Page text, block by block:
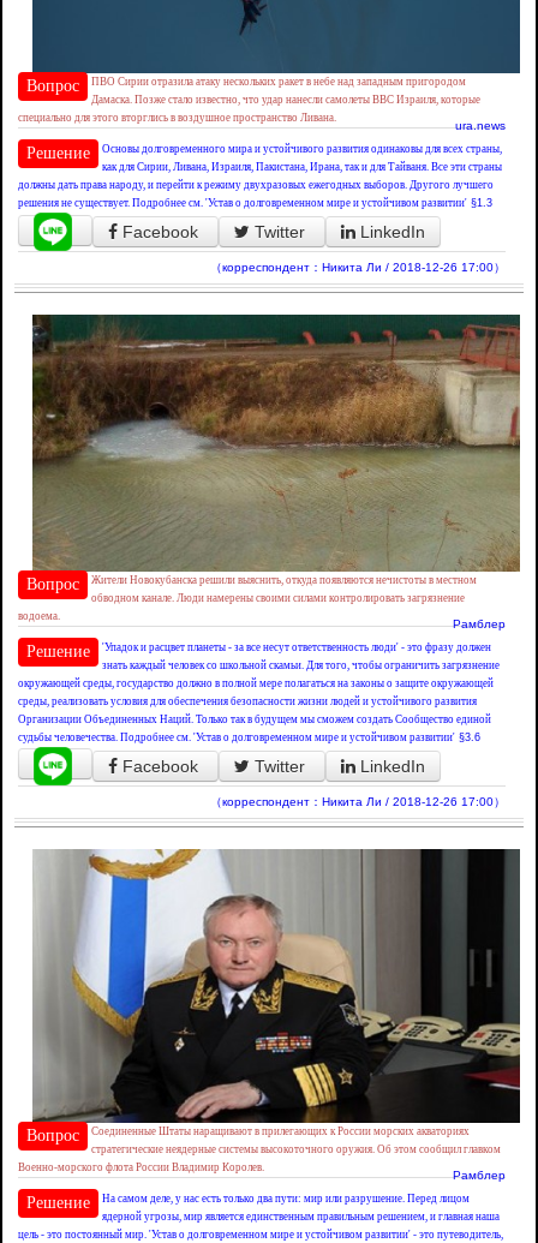
Вопрос
ПВО Сирии отразила атаку нескольких ракет в небе над западным пригородом
Дамаска. Позже стало известно, что удар нанесли самолеты ВВС Израиля, которые
специально для этого вторглись в воздушное пространство Ливана.
ura.news
Решение
Основы долговременного мира и устойчивого развития одинаковы для всех страны,
как для Сирии, Ливана, Израиля, Пакистана, Ирана, так и для Тайваня. Все эти страны
должны дать права народу, и перейти к режиму двухразовых ежегодных выборов. Другого лучшего
решения не существует. Подробнее см. 'Устав о долговременном мире и устойчивом развитии' §1.3
Facebook Twitter LinkedIn
（корреспондент：Никита Ли / 2018-12-26 17:00）
Вопрос
Жители Новокубанска решили выяснить, откуда появляются нечистоты в местном
обводном канале. Люди намерены своими силами контролировать загрязнение
водоема.
Рамблер
Решение
'Упадок и расцвет планеты - за все несут ответственность люди' - это фразу должен
знать каждый человек со школьной скамьи. Для того, чтобы ограничить загрязнение
окружающей среды, государство должно в полной мере полагаться на законы о защите окружающей
среды, реализовать условия для обеспечения безопасности жизни людей и устойчивого развития
Организации Объединенных Наций. Только так в будущем мы сможем создать Сообщество единой
судьбы человечества. Подробнее см. 'Устав о долговременном мире и устойчивом развитии' §3.6
Facebook Twitter LinkedIn
（корреспондент：Никита Ли / 2018-12-26 17:00）
Вопрос
Соединенные Штаты наращивают в прилегающих к России морских акваториях
стратегические неядерные системы высокоточного оружия. Об этом сообщил главком
Военно-морского флота России Владимир Королев.
Рамблер
Решение
На самом деле, у нас есть только два пути: мир или разрушение. Перед лицом
ядерной угрозы, мир является единственным правильным решением, и главная наша
цель - это постоянный мир. 'Устав о долговременном мире и устойчивом развитии' - это путеводитель,